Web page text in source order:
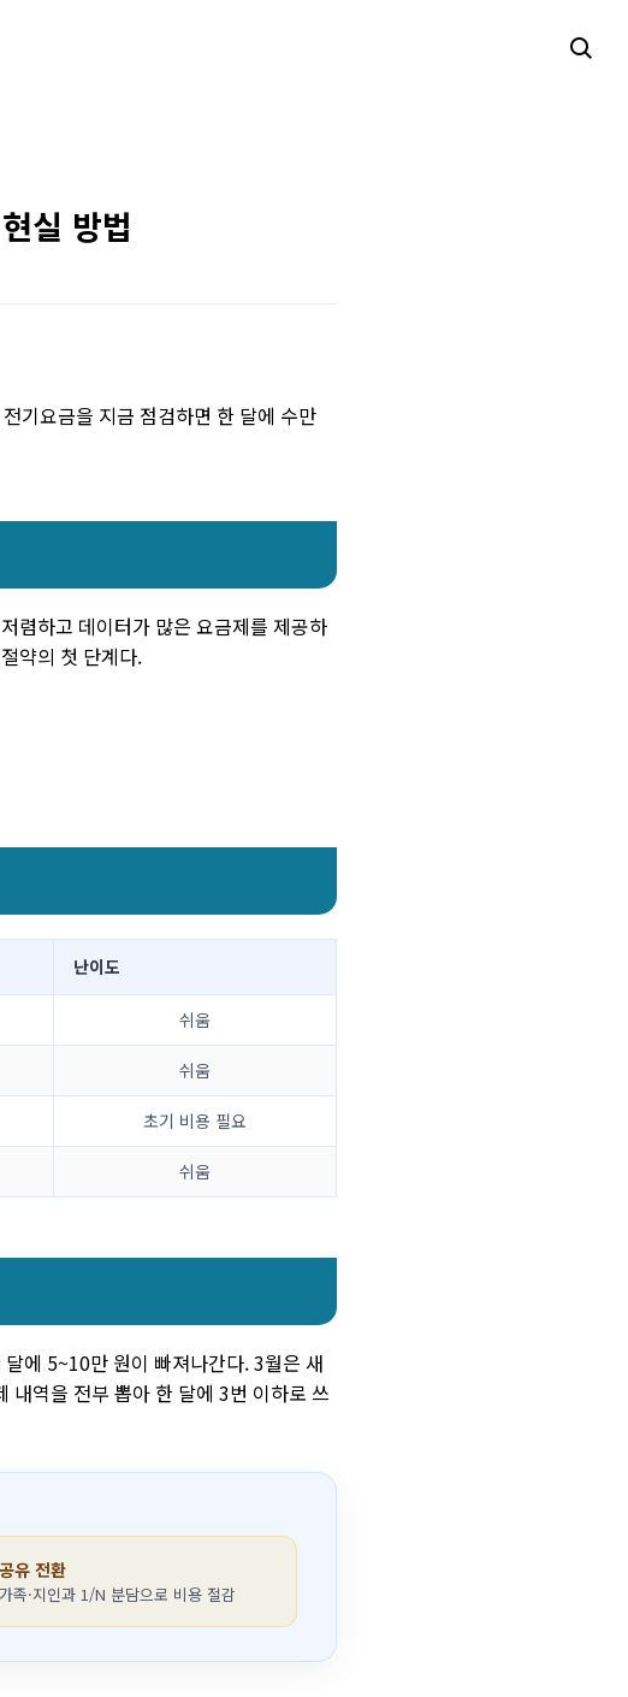
실 방법
기요금을 지금 점검하면 한 달에 수만
렴하고 데이터가 많은 요금제를 제공하
약의 첫 단계다.
난이도
쉬움
쉬움
초기 비용 필요
쉬움
에 5~10만 원이 빠져나간다. 3월은 새
내역을 전부 뽑아 한 달에 3번 이하로 쓰
공유 전환
가족·지인과 1/N 분담으로 비용 절감